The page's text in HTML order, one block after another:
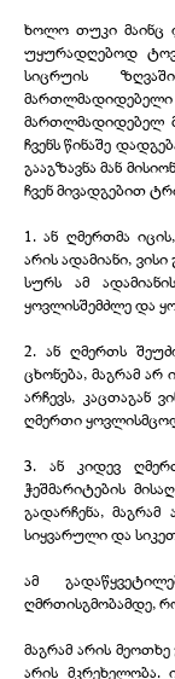
ხოლო თუკი მაინც
უყურადღებოდ
სიცრუის
მართლმადიდებელ
ჩვენს წინაშე
გააგზავნა მან
ჩვენ მივადგებით
1. ან ღმერთმა
არის ადამიანი,
სურს ამ
ყოვლისშემძლე და
2. ან ღმერთს
ცხონება, მაგრამ არ
არჩევს, კაცთაგან
ღმერთი
3. ან კიდევ
ჭეშმარიტების
გადარჩენა,
სიყვარული და
ამ
ღმრთისგმობამდე,
მაგრამ არის
არის მკრეხელობა.